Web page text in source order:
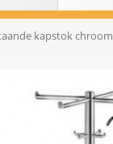
kapstok chroom